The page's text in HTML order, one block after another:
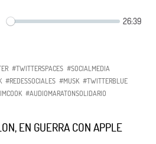
#TWITTERSPACES #SOCIALMEDIA
#REDESSOCIALES #MUSK #TWITTERBLUE
#AUDIOMARATONSOLIDARIO
EN GUERRA CON APPLE